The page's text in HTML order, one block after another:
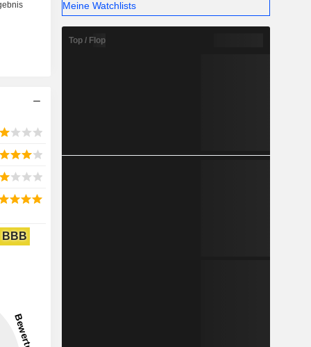
BBB
Meine Watchlists
Top / Flop